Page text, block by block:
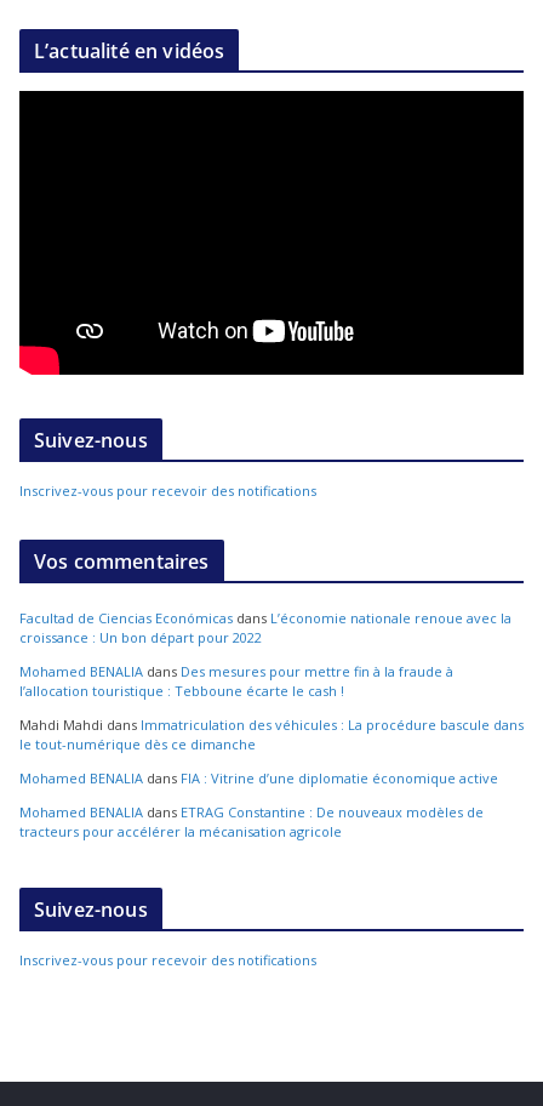
L’actualité en vidéos
Suivez-nous
Inscrivez-vous pour recevoir des notifications
Vos commentaires
Facultad de Ciencias Económicas dans L’économie nationale renoue avec la
croissance : Un bon départ pour 2022
Mohamed BENALIA dans Des mesures pour mettre fin à la fraude à
l’allocation touristique : Tebboune écarte le cash !
Mahdi Mahdi dans Immatriculation des véhicules : La procédure bascule dans
le tout-numérique dès ce dimanche
Mohamed BENALIA dans FIA : Vitrine d’une diplomatie économique active
Mohamed BENALIA dans ETRAG Constantine : De nouveaux modèles de
tracteurs pour accélérer la mécanisation agricole
Suivez-nous
Inscrivez-vous pour recevoir des notifications